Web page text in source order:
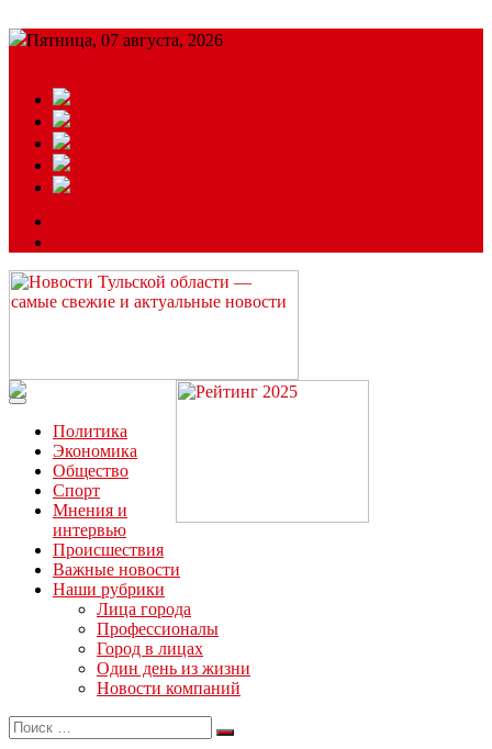
Пятница, 07 августа, 2026
Читайте последние новости дня в Тульской области на сайте
“ЗаНовомосковск”
Политика
Экономика
Общество
Спорт
Мнения и
интервью
Происшествия
Важные новости
Наши рубрики
Лица города
Профессионалы
Город в лицах
Один день из жизни
Новости компаний